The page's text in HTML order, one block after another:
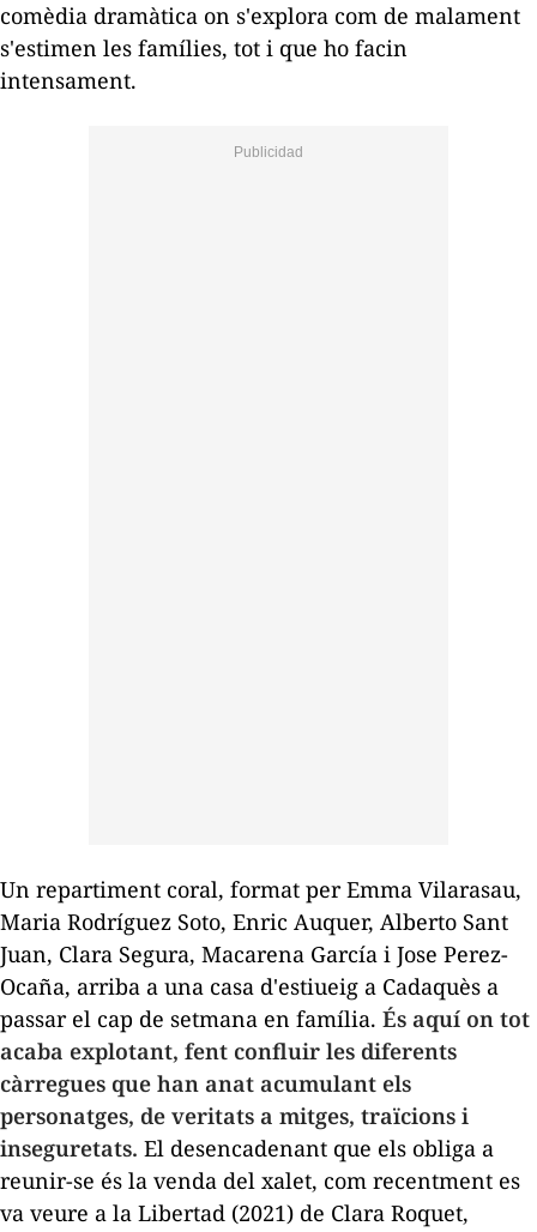
comèdia dramàtica on s'explora com de malament
s'estimen les famílies, tot i que ho facin
intensament.
Un repartiment coral, format per Emma Vilarasau,
Maria Rodríguez Soto, Enric Auquer, Alberto Sant
Juan, Clara Segura, Macarena García i Jose Perez-
Ocaña, arriba a una casa d'estiueig a Cadaquès a
passar el cap de setmana en família. És aquí on tot
acaba explotant, fent confluir les diferents
càrregues que han anat acumulant els
personatges, de veritats a mitges, traïcions i
inseguretats. El desencadenant que els obliga a
reunir-se és la venda del xalet, com recentment es
va veure a la Libertad (2021) de Clara Roquet,